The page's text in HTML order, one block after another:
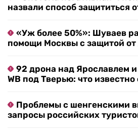
назвали способ защититься
«Уж более 50%»: Шуваев
помощи Москвы с защитой от
92 дрона над Ярославлем
WB под Тверью: что
Проблемы с шенгенскими
запросы российских